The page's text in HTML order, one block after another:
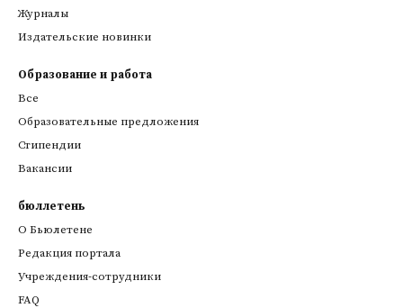
Журналы
Издательские новинки
Образование и работа
Все
Образовательные предложения
Стипендии
Вакансии
бюллетень
О Бьюлетене
Редакция портала
Учреждения-сотрудники
FAQ